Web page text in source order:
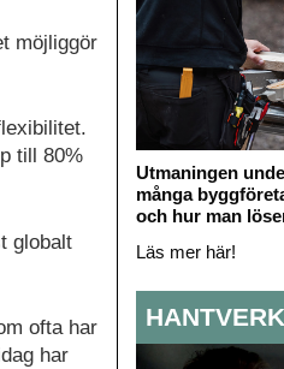
möjliggör
till 80%
globalt
ofta har
har
Utmaningen
många
och hur man
Läs mer här!